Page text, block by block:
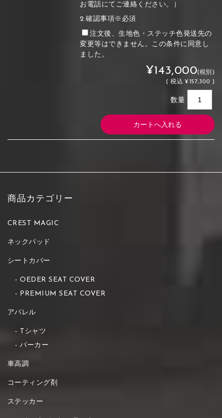
お電話にてご連絡ください。）
2.確認事項※必須
注文後、生地色・ステッチ色発送先の
変更等はできません。この条件に同意し
ました。
¥143,000(税別)
(税込 ¥157,300 )
数量
商品カテゴリー
CREST MAGIC
ネックパッド
シートカバー
OEDER SEAT COVER
PREMIUM SEAT COVER
アパレル
Tシャツ
パーカー
車高調
コーティング剤
ステッカー